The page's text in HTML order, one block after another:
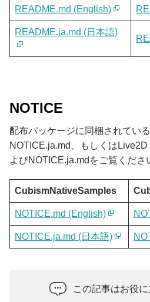
README.md (English)
README.ja.md (日本語)
NOTICE
配布パッケージに同梱されてい
NOTICE.ja.md、もしくは
よびNOTICE.ja.mdをご覧くださ
CubismNativeSamples
NOTICE.md (English)
NOTICE.ja.md (日本語)
この記事はお役